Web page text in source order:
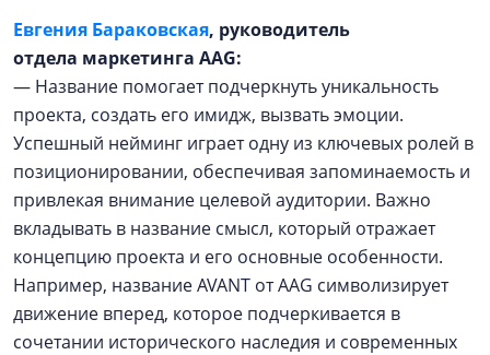
Евгения Бараковская, руководитель
отдела маркетинга AAG:
— Название помогает подчеркнуть уникальность
проекта, создать его имидж, вызвать эмоции.
Успешный нейминг играет одну из ключевых ролей в
позиционировании, обеспечивая запоминаемость и
привлекая внимание целевой аудитории. Важно
вкладывать в название смысл, который отражает
концепцию проекта и его основные особенности.
Например, название AVANT от AAG символизирует
движение вперед, которое подчеркивается в
сочетании исторического наследия и современных